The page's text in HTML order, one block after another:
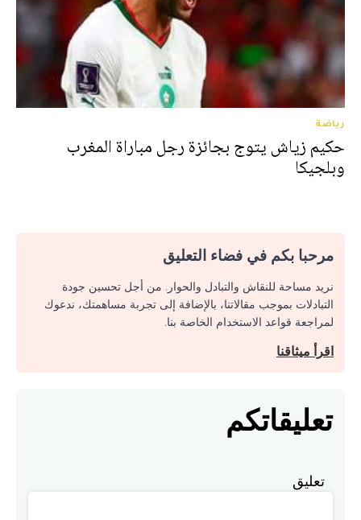
رياضة
حكيم زياش يتوج بجائزة رجل مباراة المغرب
وبلجيكا
مرحبا بكم في فضاء التعليق
نريد مساحة للنقاش والتبادل والحوار. من أجل تحسين جودة
التبادلات بموجب مقالاتنا، بالإضافة إلى تجربة مساهمتك، ندعوك
لمراجعة قواعد الاستخدام الخاصة بنا.
اقرأ ميثاقنا
تعليقاتكم
تعليق